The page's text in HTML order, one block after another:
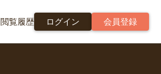
閲覧履歴 ログイン 会員登録